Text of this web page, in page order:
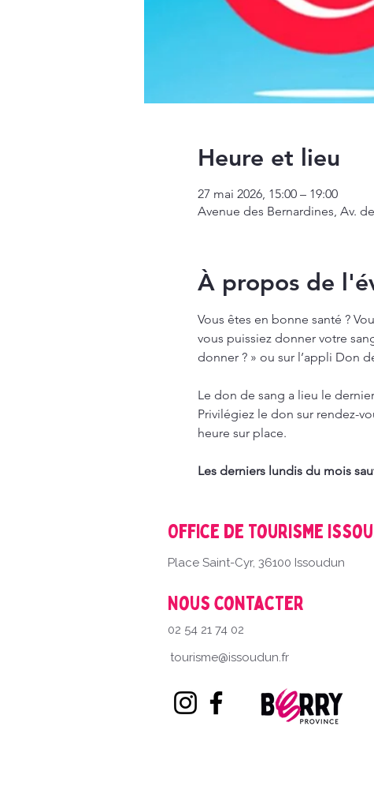
Heure et lieu
27 mai 2026, 15:00 – 19:00
Avenue des Bernardines, Av.
À propos de
Vous êtes en bonne santé ?
vous puissiez donner votre
donner ? » ou sur l’appli Don
Le don de sang a lieu le
Privilégiez le don sur rendez-
heure sur place.
Les derniers lundis du mois
Place Saint-Cyr, 36100 Issoudun
Office de Tourisme
Nous contacter
02 54 21 74 02
tourisme@issoudun.fr